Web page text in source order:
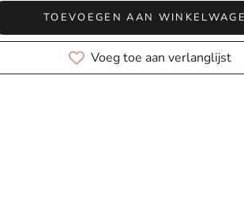
TOEVOEGEN AAN
Voeg toe aan verlanglijst